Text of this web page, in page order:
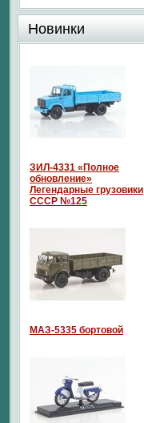
Новинки
ЗИЛ-4331 «Полное
обновление»
Легендарные грузовики
СССР №125
МАЗ-5335 бортовой